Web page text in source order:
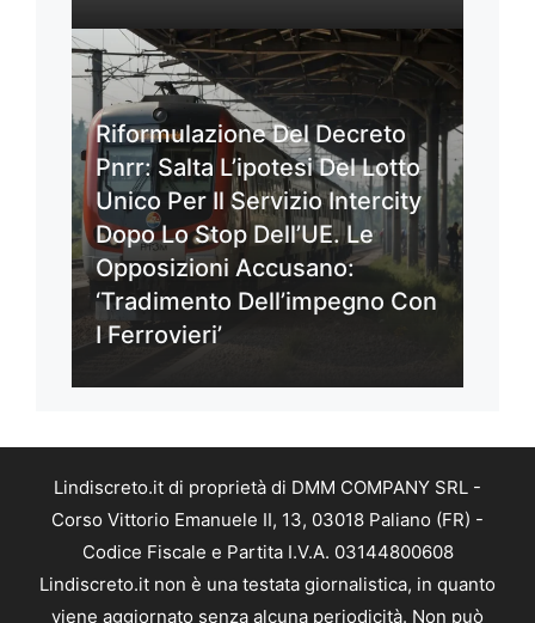
Riformulazione Del Decreto
Pnrr: Salta L’ipotesi Del Lotto
Unico Per Il Servizio Intercity
Dopo Lo Stop Dell’UE. Le
Opposizioni Accusano:
‘Tradimento Dell’impegno Con
I Ferrovieri’
Lindiscreto.it di proprietà di DMM COMPANY SRL -
Corso Vittorio Emanuele II, 13, 03018 Paliano (FR) -
Codice Fiscale e Partita I.V.A. 03144800608
Lindiscreto.it non è una testata giornalistica, in quanto
viene aggiornato senza alcuna periodicità. Non può